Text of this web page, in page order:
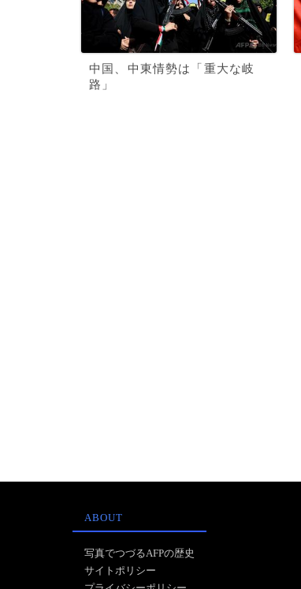
中国、中東情勢は「重大な岐
路」
ABOUT
写真でつづるAFPの歴史
サイトポリシー